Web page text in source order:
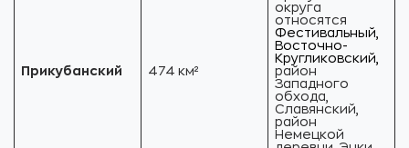
Прикубанский 474 км²
округа
относятся
Фестивальный,
Восточно-
Кругликовский,
район
Западного
обхода,
Славянский,
район
Немецкой